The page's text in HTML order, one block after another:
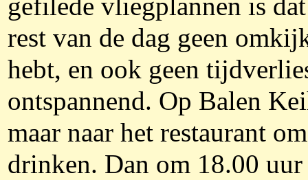
gefilede vliegplannen is
rest van de dag geen
hebt, en ook geen
ontspannend. Op Balen
maar naar het restaurant
drinken. Dan om 18.00 uur